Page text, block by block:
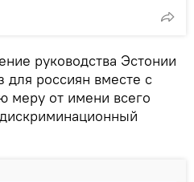
руководства Эстонии
для россиян вместе с
меру от имени всего